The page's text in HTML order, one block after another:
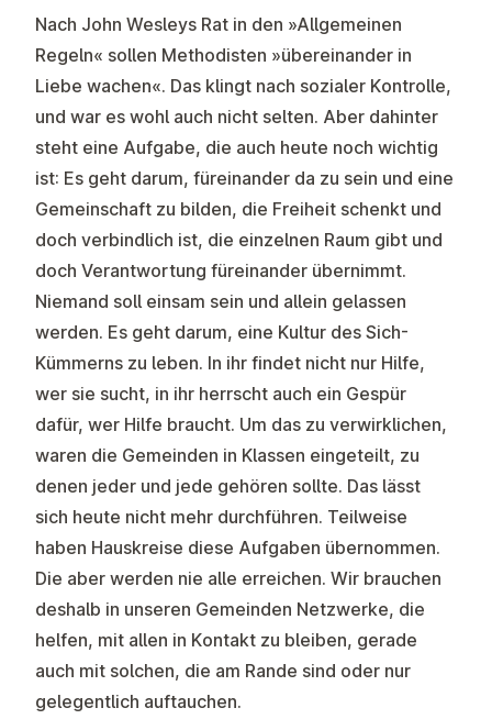
Nach John Wesleys Rat in den »Allgemeinen
Regeln« sollen Methodisten »übereinander in
Liebe wachen«. Das klingt nach sozialer Kontrolle,
und war es wohl auch nicht selten. Aber dahinter
steht eine Aufgabe, die auch heute noch wichtig
ist: Es geht darum, füreinander da zu sein und eine
Gemeinschaft zu bilden, die Freiheit schenkt und
doch verbindlich ist, die einzelnen Raum gibt und
doch Verantwortung füreinander übernimmt.
Niemand soll einsam sein und allein gelassen
werden. Es geht darum, eine Kultur des Sich-
Kümmerns zu leben. In ihr findet nicht nur Hilfe,
wer sie sucht, in ihr herrscht auch ein Gespür
dafür, wer Hilfe braucht. Um das zu verwirklichen,
waren die Gemeinden in Klassen eingeteilt, zu
denen jeder und jede gehören sollte. Das lässt
sich heute nicht mehr durchführen. Teilweise
haben Hauskreise diese Aufgaben übernommen.
Die aber werden nie alle erreichen. Wir brauchen
deshalb in unseren Gemeinden Netzwerke, die
helfen, mit allen in Kontakt zu bleiben, gerade
auch mit solchen, die am Rande sind oder nur
gelegentlich auftauchen.